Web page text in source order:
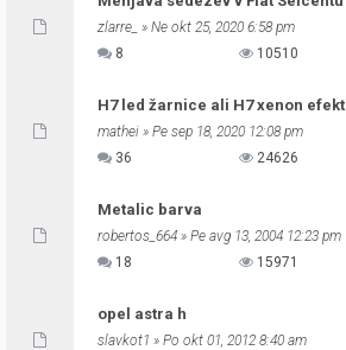
zlarre_ » Ne okt 25, 2020 6:58 pm
8
10510
H7 led žarnice ali H7 xenon efekt
mathei » Pe sep 18, 2020 12:08 pm
36
24626
Metalic barva
robertos_664 » Pe avg 13, 2004 12:23 pm
18
15971
opel astra h
slavkot1 » Po okt 01, 2012 8:40 am